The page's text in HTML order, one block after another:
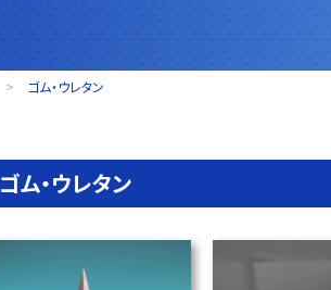
ゴム・ウレタン
ゴム・ウレタン